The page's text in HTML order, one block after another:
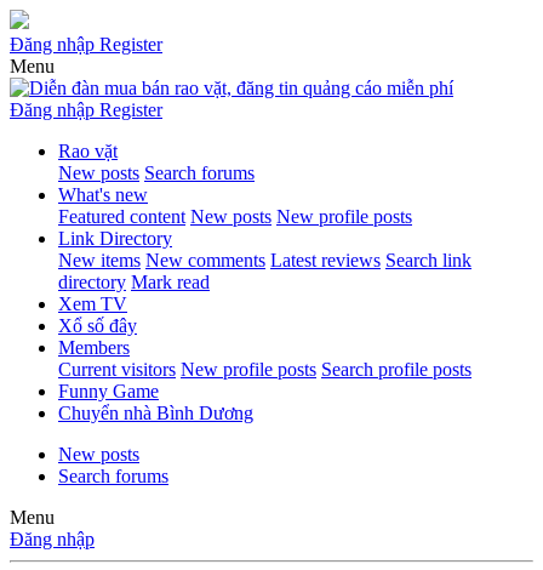
Đăng nhập Register
Menu
Đăng nhập Register
Rao vặt
New posts Search forums
What's new
Featured content New posts New profile posts
Link Directory
New items New comments Latest reviews Search link
directory Mark read
Xem TV
Xổ số đây
Members
Current visitors New profile posts Search profile posts
Funny Game
Chuyển nhà Bình Dương
New posts
Search forums
Menu
Đăng nhập